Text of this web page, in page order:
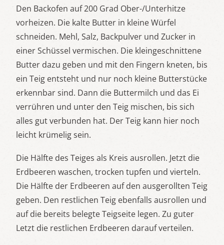
Den Backofen auf 200 Grad Ober-/Unterhitze
vorheizen. Die kalte Butter in kleine Würfel
schneiden. Mehl, Salz, Backpulver und Zucker in
einer Schüssel vermischen. Die kleingeschnittene
Butter dazu geben und mit den Fingern kneten, bis
ein Teig entsteht und nur noch kleine Butterstücke
erkennbar sind. Dann die Buttermilch und das Ei
verrühren und unter den Teig mischen, bis sich
alles gut verbunden hat. Der Teig kann hier noch
leicht krümelig sein.
Die Hälfte des Teiges als Kreis ausrollen. Jetzt die
Erdbeeren waschen, trocken tupfen und vierteln.
Die Hälfte der Erdbeeren auf den ausgerollten Teig
geben. Den restlichen Teig ebenfalls ausrollen und
auf die bereits belegte Teigseite legen. Zu guter
Letzt die restlichen Erdbeeren darauf verteilen.